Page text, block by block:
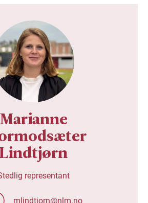
Marianne
Lindtjørn
representant
mlindtjorn@nlm.no